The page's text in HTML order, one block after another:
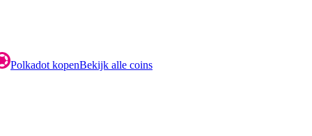
Polkadot kopenBekijk alle coins